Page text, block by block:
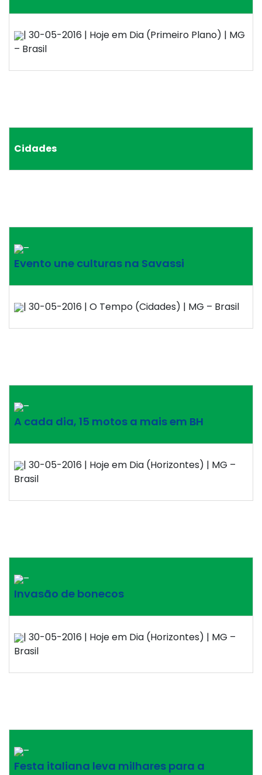
| 30-05-2016 | Hoje em Dia (Primeiro Plano) | MG
– Brasil
Cidades
–
Evento une culturas na Savassi
| 30-05-2016 | O Tempo (Cidades) | MG – Brasil
–
A cada dia, 15 motos a mais em BH
| 30-05-2016 | Hoje em Dia (Horizontes) | MG –
Brasil
–
Invasão de bonecos
| 30-05-2016 | Hoje em Dia (Horizontes) | MG –
Brasil
–
Festa italiana leva milhares para a